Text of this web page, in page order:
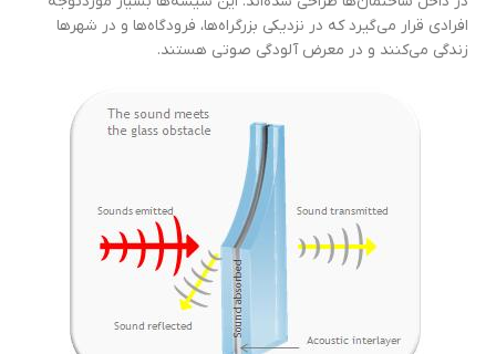
افرادی قرار می‌گیرد که در نزدیکی بزرگراه‌ها، فرودگاه‌ها و در شهرها
زندگی می‌کنند و در معرض آلودگی صوتی هستند.